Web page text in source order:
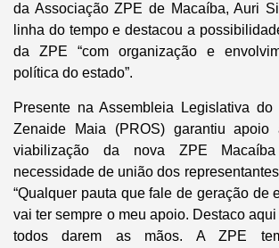
da Associação ZPE de Macaíba, Auri
linha do tempo e destacou a
da ZPE “com organização e
política do estado”.
Presente na Assembleia Legislativa
Zenaide Maia (PROS) garantiu apoio
viabilização da nova ZPE
necessidade de união dos
“Qualquer pauta que fale de geração de
vai ter sempre o meu apoio. Destaco
todos darem as mãos. A ZPE